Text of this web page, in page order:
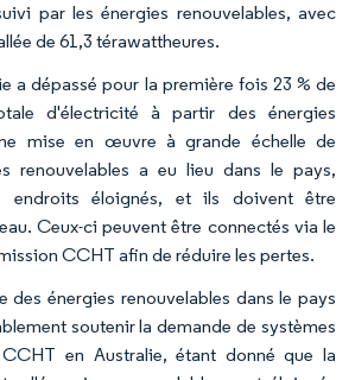
par les énergies renouvelables, avec
de 61,3 térawattheures.
a dépassé pour la première fois 23 % de
d'électricité à partir des énergies
mise en œuvre à grande échelle de
renouvelables a eu lieu dans le pays,
endroits éloignés, et ils doivent être
Ceux-ci peuvent être connectés via le
CCHT afin de réduire les pertes.
des énergies renouvelables dans le pays
soutenir la demande de systèmes
en Australie, étant donné que la